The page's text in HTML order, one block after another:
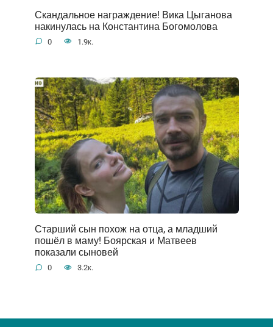
Скандальное награждение! Вика Цыганова
накинулась на Константина Богомолова
0 1.9к.
Старший сын похож на отца, а младший
пошёл в маму! Боярская и Матвеев
показали сыновей
0 3.2к.